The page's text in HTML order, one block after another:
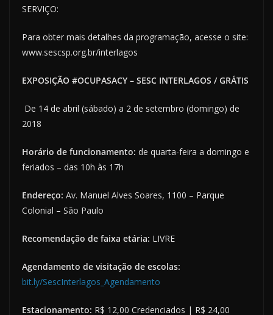
SERVIÇO:
Para obter mais detalhes da programação, acesse o site:
www.sescsp.org.br/interlagos
EXPOSIÇÃO #OCUPASACY – SESC INTERLAGOS / GRÁTIS
De 14 de abril (sábado) a 2 de setembro (domingo) de
2018
Horário de funcionamento: de quarta-feira a domingo e
feriados – das 10h às 17h
Endereço: Av. Manuel Alves Soares, 1100 – Parque
Colonial – São Paulo
Recomendação de faixa etária: LIVRE
Agendamento de visitação de escolas:
bit.ly/SescInterlagos_Agendamento
Estacionamento: R$ 12,00 Credenciados | R$ 24,00